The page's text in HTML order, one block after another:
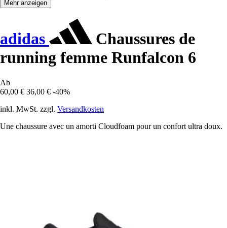
Mehr anzeigen
adidas
Chaussures de
running femme Runfalcon 6
Ab
60,00 € 36,00 € -40%
inkl. MwSt. zzgl. Versandkosten
Une chaussure avec un amorti Cloudfoam pour un confort ultra doux.